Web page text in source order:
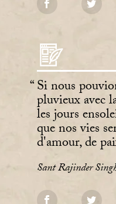
Si nous
pluvieux avec
les jours
que nos vies
d'amour, de
Sant Rajinder